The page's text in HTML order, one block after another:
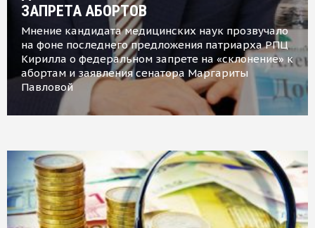
ЗАПРЕТА АБОРТОВ
Мнение кандидата медицинских наук прозвучало
на фоне последнего предложения патриарха РПЦ
Кирилла о федеральном запрете на «склонение» к
абортам и заявления сенатора Маргариты
Павловой